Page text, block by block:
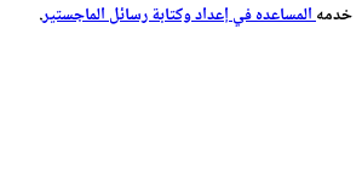
خدمهالمساعده في إعداد وكتابة رسائل الماجستير.